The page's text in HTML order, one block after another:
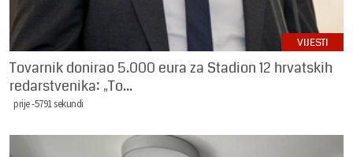
VIJESTI
Tovarnik donirao 5.000 eura za Stadion 12 hrvatskih
redarstvenika: „To...
prije -5791 sekundi